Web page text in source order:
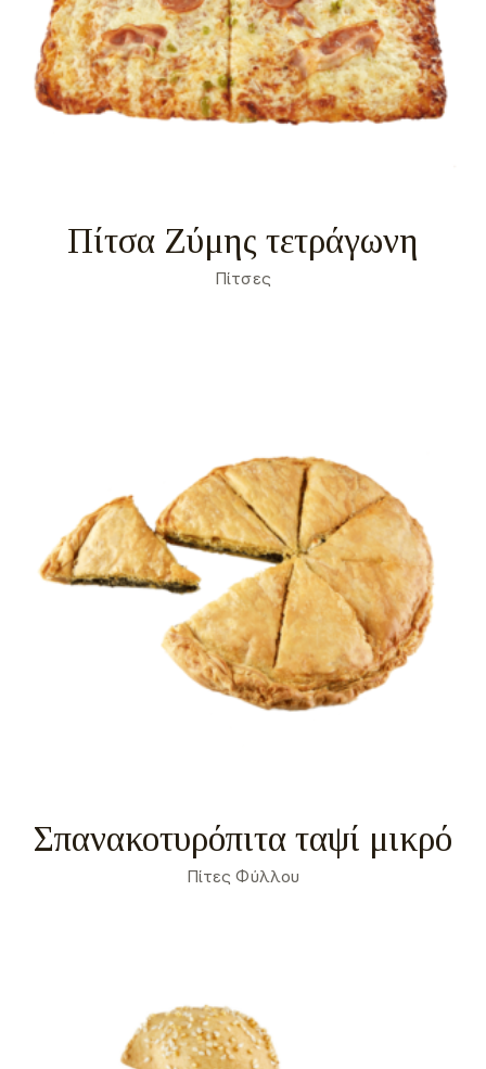
Πίτσα Ζύμης τετράγωνη
Πίτσες
Σπανακοτυρόπιτα ταψί μικρό
Πίτες Φύλλου